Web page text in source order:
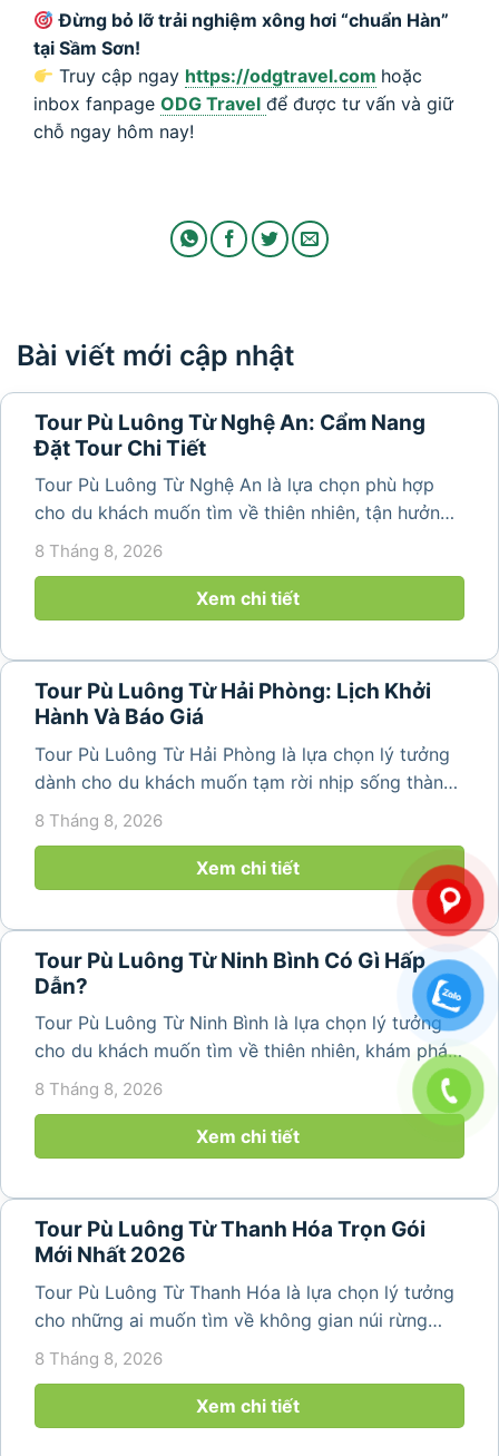
Đừng bỏ lỡ trải nghiệm xông hơi “chuẩn Hàn”
tại Sầm Sơn!
Truy cập ngay https://odgtravel.com hoặc
inbox fanpage ODG Travel để được tư vấn và giữ
chỗ ngay hôm nay!
Bài viết mới cập nhật
Tour Pù Luông Từ Nghệ An: Cẩm Nang
Đặt Tour Chi Tiết
Tour Pù Luông Từ Nghệ An là lựa chọn phù hợp
cho du khách muốn tìm về thiên nhiên, tận hưởng
không khí trong lành và khám phá vẻ đẹp bình yên
8 Tháng 8, 2026
Xem chi tiết
Tour Pù Luông Từ Hải Phòng: Lịch Khởi
Hành Và Báo Giá
Tour Pù Luông Từ Hải Phòng là lựa chọn lý tưởng
dành cho du khách muốn tạm rời nhịp sống thành
phố để tìm về không gian núi rừng trong lành,
những bản làng bình yên và cảnh quan ruộng bậc
thang đặc trưng. Từ...
8 Tháng 8, 2026
Xem chi tiết
Tour Pù Luông Từ Ninh Bình Có Gì Hấp
Dẫn?
Tour Pù Luông Từ Ninh Bình là lựa chọn lý tưởng
cho du khách muốn tìm về thiên nhiên, khám phá
bản làng và tận hưởng không gian nghỉ dưỡng yên
bình. Với lịch trình 2N1Đ hoặc 3N2Đ, hành trình có
8 Tháng 8, 2026
Xem chi tiết
Tour Pù Luông Từ Thanh Hóa Trọn Gói
Mới Nhất 2026
Tour Pù Luông Từ Thanh Hóa là lựa chọn lý tưởng
cho những ai muốn tìm về không gian núi rừng
trong lành, ruộng bậc thang xanh mướt và những
bản làng bình yên ngay trong một hành trình ngắn
ngày. Không cần di chuyển...
8 Tháng 8, 2026
Xem chi tiết